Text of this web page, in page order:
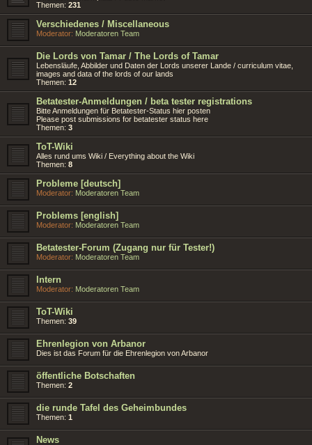
Themen: 231
Verschiedenes / Miscellaneous
Moderator: Moderatoren Team
Die Lords von Tamar / The Lords of Tamar
Lebensläufe, Abbilder und Daten der Lords unserer Lande / curriculum vitae,
images and data of the lords of our lands
Themen: 12
Betatester-Anmeldungen / beta tester registrations
Bitte Anmeldungen für Betatester-Status hier posten
Please post submissions for betatester status here
Themen: 3
ToT-Wiki
Alles rund ums Wiki / Everything about the Wiki
Themen: 8
Probleme [deutsch]
Moderator: Moderatoren Team
Problems [english]
Moderator: Moderatoren Team
Betatester-Forum (Zugang nur für Tester!)
Moderator: Moderatoren Team
Intern
Moderator: Moderatoren Team
ToT-Wiki
Themen: 39
Ehrenlegion von Arbanor
Dies ist das Forum für die Ehrenlegion von Arbanor
öffentliche Botschaften
Themen: 2
die runde Tafel des Geheimbundes
Themen: 1
News